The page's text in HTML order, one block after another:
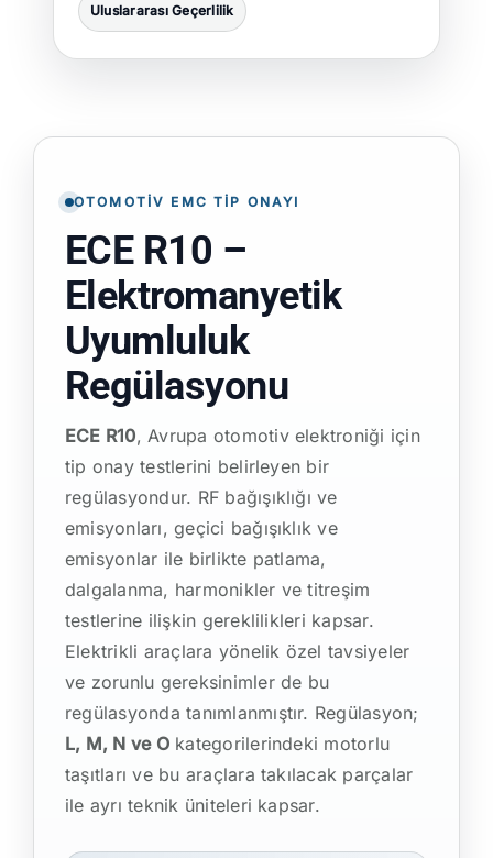
Uluslararası Geçerlilik
OTOMOTIV EMC TIP ONAYI
ECE R10 –
Elektromanyetik
Uyumluluk
Regülasyonu
ECE R10, Avrupa otomotiv elektroniği için
tip onay testlerini belirleyen bir
regülasyondur. RF bağışıklığı ve
emisyonları, geçici bağışıklık ve
emisyonlar ile birlikte patlama,
dalgalanma, harmonikler ve titreşim
testlerine ilişkin gereklilikleri kapsar.
Elektrikli araçlara yönelik özel tavsiyeler
ve zorunlu gereksinimler de bu
regülasyonda tanımlanmıştır. Regülasyon;
L, M, N ve Okategorilerindeki motorlu
taşıtları ve bu araçlara takılacak parçalar
ile ayrı teknik üniteleri kapsar.